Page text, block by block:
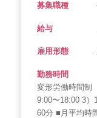
募集職種
給与
雇用形態
勤務時間
変形労働時間制
9:00〜18:00 3）
60分 ■月平均時